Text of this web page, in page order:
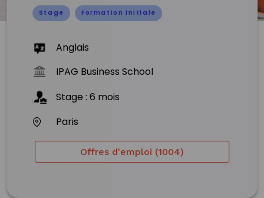
Stage Formation initiale
Anglais
IPAG Business School
Stage :6 mois
Paris
Offres d'emploi (1004)